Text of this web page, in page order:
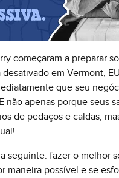
começaram a preparar
em Vermont,
que seu
não apenas porque seus
de pedaços e caldas,
seguinte: fazer o melhor
maneira possível e se